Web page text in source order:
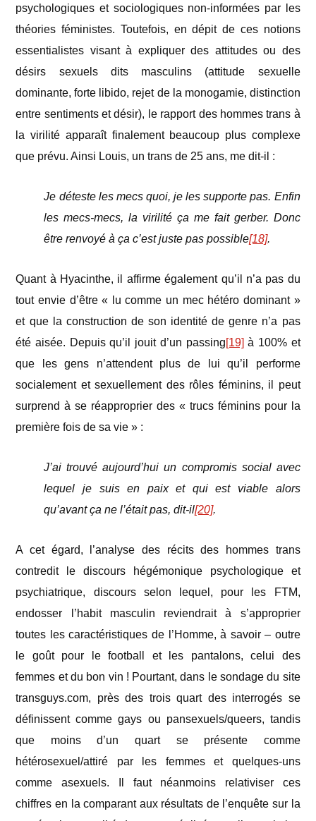
psychologiques et sociologiques non-informées par les
théories féministes. Toutefois, en dépit de ces notions
essentialistes visant à expliquer des attitudes ou des
désirs sexuels dits masculins (attitude sexuelle
dominante, forte libido, rejet de la monogamie, distinction
entre sentiments et désir), le rapport des hommes trans à
la virilité apparaît finalement beaucoup plus complexe
que prévu. Ainsi Louis, un trans de 25 ans, me dit-il :
Je déteste les mecs quoi, je les supporte pas. Enfin
les mecs-mecs, la virilité ça me fait gerber. Donc
être renvoyé à ça c’est juste pas possible[18].
Quant à Hyacinthe, il affirme également qu’il n’a pas du
tout envie d’être « lu comme un mec hétéro dominant »
et que la construction de son identité de genre n’a pas
été aisée. Depuis qu’il jouit d’un passing[19] à 100% et
que les gens n’attendent plus de lui qu’il performe
socialement et sexuellement des rôles féminins, il peut
surprend à se réapproprier des « trucs féminins pour la
première fois de sa vie » :
J’ai trouvé aujourd’hui un compromis social avec
lequel je suis en paix et qui est viable alors
qu’avant ça ne l’était pas, dit-il[20].
A cet égard, l’analyse des récits des hommes trans
contredit le discours hégémonique psychologique et
psychiatrique, discours selon lequel, pour les FTM,
endosser l’habit masculin reviendrait à s’approprier
toutes les caractéristiques de l’Homme, à savoir – outre
le goût pour le football et les pantalons, celui des
femmes et du bon vin ! Pourtant, dans le sondage du site
transguys.com, près des trois quart des interrogés se
définissent comme gays ou pansexuels/queers, tandis
que moins d’un quart se présente comme
hétérosexuel/attiré par les femmes et quelques-uns
comme asexuels. Il faut néanmoins relativiser ces
chiffres en la comparant aux résultats de l’enquête sur la